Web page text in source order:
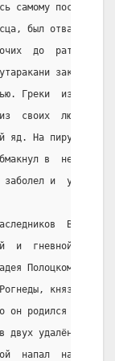
самому постоять
был отважен и
до  ратных
Греки  из
своих  людей.
яд. На пиру  он
в  неё
заболел и  умер.
и  гневной
Полоцком и
князь
он родился в
двух удалённых
напал  на